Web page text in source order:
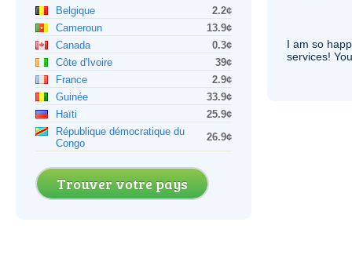
Belgique
2.2¢
Cameroun
13.9¢
Canada
0.3¢
Côte d'Ivoire
39¢
France
2.9¢
Guinée
33.9¢
Haïti
25.9¢
République démocratique du
Congo
26.9¢
Trouver votre pays
I am so
services!